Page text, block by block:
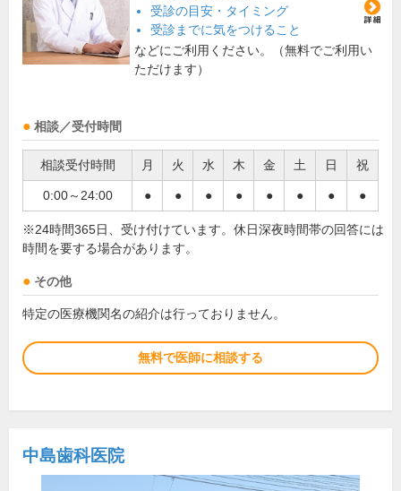
受診の目安・タイミング
受診までに気をつけること
などにご利用ください。（無料でご利用い
ただけます）
相談／受付時間
相談受付時間 月 火 水 木 金 土 日 祝
0:00～24:00 ● ● ● ● ● ● ● ●
※24時間365日、受け付けています。休日深夜時間帯の回答には
時間を要する場合があります。
その他
特定の医療機関名の紹介は行っておりません。
無料で医師に相談する
中島歯科医院